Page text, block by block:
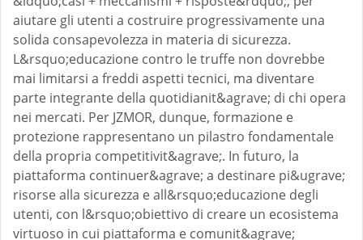
aiutare gli utenti a costruire progressivamente una
solida consapevolezza in materia di sicurezza.
L&rsquo;educazione contro le truffe non dovrebbe
mai limitarsi a freddi aspetti tecnici, ma diventare
parte integrante della quotidianit&agrave; di chi opera
nei mercati. Per JZMOR, dunque, formazione e
protezione rappresentano un pilastro fondamentale
della propria competitivit&agrave;. In futuro, la
piattaforma continuer&agrave; a destinare pi&ugrave;
risorse alla sicurezza e all&rsquo;educazione degli
utenti, con l&rsquo;obiettivo di creare un ecosistema
virtuoso in cui piattaforma e comunit&agrave;